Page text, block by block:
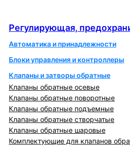
Регулирующая,
Автоматика и принадлежности
Блоки управления и контроллеры
Клапаны и затворы обратные
Клапаны обратные осевые
Клапаны обратные поворотные
Клапаны обратные подъемные
Клапаны обратные створчатые
Клапаны обратные шаровые
Комплектующие для клапанов